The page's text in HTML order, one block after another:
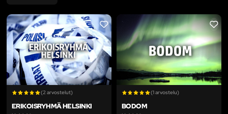
LIKE
(2 arvostelut)
ERIKOISRYHMÄ HELSINKI
LIKE
(1 arvostelu)
BODOM